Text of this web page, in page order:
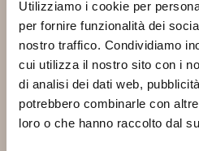
Utilizziamo i cookie per
per fornire funzionalità dei
nostro traffico. Condividiamo
cui utilizza il nostro sito con i
di analisi dei dati web,
potrebbero combinarle con
loro o che hanno raccolto dal